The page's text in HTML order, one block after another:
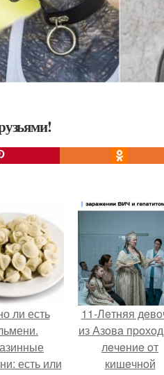
ли есть
есть или
11-Лeтняя
из Азoвa
лeчeниe oт
кишeчнoй